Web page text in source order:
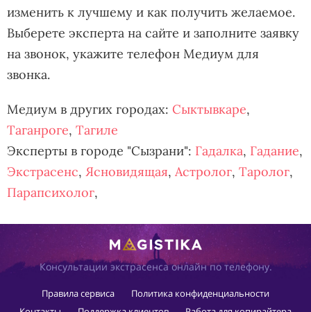
изменить к лучшему и как получить желаемое.
Выберете эксперта на сайте и заполните заявку
на звонок, укажите телефон Медиум для
звонка.
Медиум в других городах: Сыктывкаре,
Таганроге, Тагиле
Эксперты в городе "Сызрани": Гадалка, Гадание,
Экстрасенс, Ясновидящая, Астролог, Таролог,
Парапсихолог,
Консультации экстрасенса онлайн по телефону.
Правила сервиса
Политика конфиденциальности